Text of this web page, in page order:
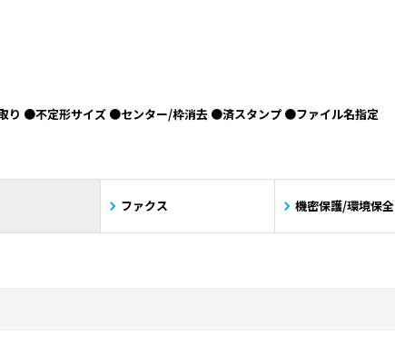
●不定形サイズ ●センター/枠消去 ●済スタンプ ●ファイル名指定
ファクス 機密保護/環境保全